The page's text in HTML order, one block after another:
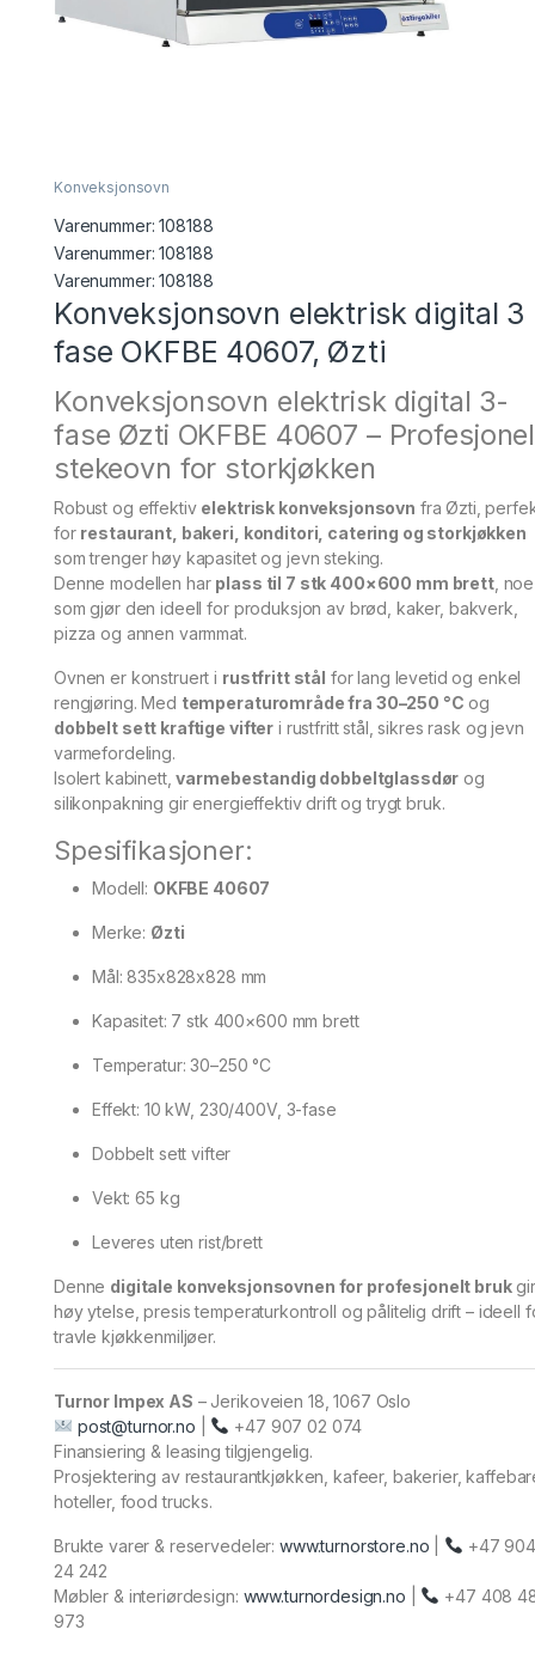
Konveksjonsovn
Varenummer:108188
Varenummer: 108188
Varenummer:108188
Konveksjonsovn elektrisk digital 3
fase OKFBE 40607, Øzti
Konveksjonsovn elektrisk digital 3-
fase Øzti OKFBE 40607 –
stekeovn for storkjøkken
Robust og effektiv elektrisk konveksjonsovn fra Øzti,
for restaurant, bakeri, konditori, catering og storkjøkken
som trenger høy kapasitet og jevn steking.
Denne modellen har plass til 7 stk 400×600 mm brett, noe
som gjør den ideell for produksjon av brød, kaker, bakverk,
pizza og annen varmmat.
Ovnen er konstruert i rustfritt stål for lang levetid og enkel
rengjøring. Med temperaturområde fra 30–250 °C og
dobbelt sett kraftige vifter i rustfritt stål, sikres rask og jevn
varmefordeling.
Isolert kabinett,varmebestandig dobbeltglassdør og
silikonpakning gir energieffektiv drift og trygt bruk.
Spesifikasjoner:
Modell: OKFBE 40607
Merke: Øzti
Mål: 835x828x828 mm
Kapasitet: 7 stk 400×600 mm brett
Temperatur: 30–250 °C
Effekt: 10 kW, 230/400V, 3-fase
Dobbelt sett vifter
Vekt: 65 kg
Leveres uten rist/brett
Denne digitale konveksjonsovnen for profesjonelt bruk
høy ytelse, presis temperaturkontroll og pålitelig drift – ideell
travle kjøkkenmiljøer.
Turnor Impex AS – Jerikoveien 18, 1067 Oslo
post@turnor.no
+47 907 02 074
Finansiering & leasing tilgjengelig.
Prosjektering av restaurantkjøkken, kafeer, bakerier,
hoteller, food trucks.
Brukte varer & reservedeler: www.turnorstore.no
+47 904
24 242
Møbler & interiørdesign: www.turnordesign.no
+47 408
973